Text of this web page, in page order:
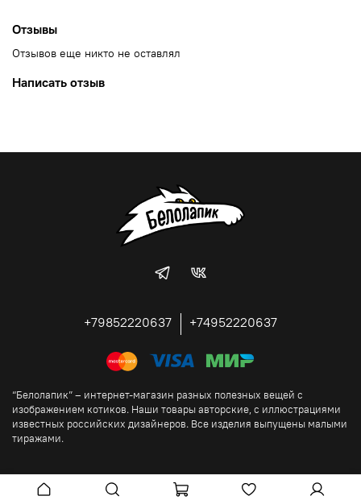
Отзывы
Отзывов еще никто не оставлял
Написать отзыв
+79852220637 +74952220637
“Белолапик” – интернет-магазин разных полезных вещей с
изображением котиков. Наши товары авторские, с иллюстрациями
известных российских дизайнеров. Все изделия выпущены малыми
тиражами.